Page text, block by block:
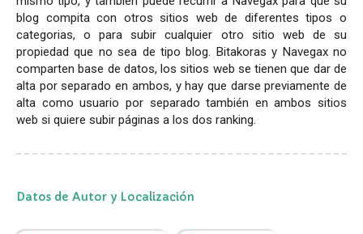
blog compita con otros sitios web de diferentes tipos o
categorias, o para subir cualquier otro sitio web de su
propiedad que no sea de tipo blog. Bitakoras y Navegax no
comparten base de datos, los sitios web se tienen que dar de
alta por separado en ambos, y hay que darse previamente de
alta como usuario por separado también en ambos sitios
web si quiere subir páginas a los dos ranking.
Datos de Autor y Localización